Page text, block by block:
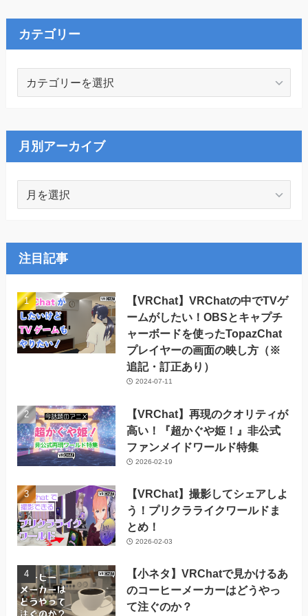
カテゴリー
テ
リ
ー
月別アーカイブ
別
ー
カ
イ
ブ
注目記事
【VRChat】VRChatの中でTVゲ
ームがしたい！OBSとキャプチ
ャーボードを使ったTopazChat
プレイヤーの画面の映し方（※
追記・訂正あり）
2024-07-11
【VRChat】再現のクオリティが
高い！『超かぐや姫！』非公式
ファンメイドワールド特集
2026-02-19
【VRChat】撮影してシェアしよ
う！プリクラライクワールドま
とめ！
2026-02-03
【小ネタ】VRChatで見かけるあ
のコーヒーメーカーはどうやっ
て注ぐのか？